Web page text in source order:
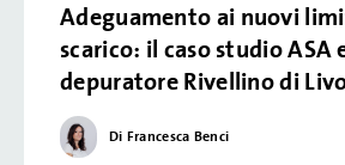
Adeguamento ai nuovi
scarico: il caso studio ASA
depuratore Rivellino di
Di Francesca Benci